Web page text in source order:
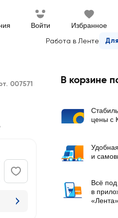
Войти Избранное
Работа в Ленте
007571 В корзине
цены с
и
Всё под
в
«Лента»